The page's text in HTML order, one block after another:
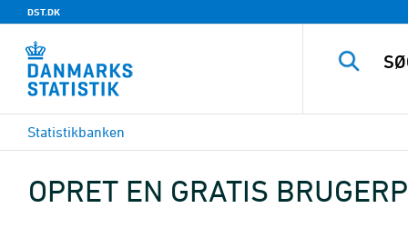
DST.DK
Statistikbanken
OPRET EN GRATIS